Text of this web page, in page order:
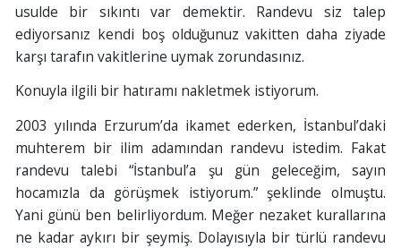
usulde bir sıkıntı var demektir. Randevu siz talep
ediyorsanız kendi boş olduğunuz vakitten daha ziyade
karşı tarafın vakitlerine uymak zorundasınız.
Konuyla ilgili bir hatıramı nakletmek istiyorum.
2003 yılında Erzurum’da ikamet ederken, İstanbul’daki
muhterem bir ilim adamından randevu istedim. Fakat
randevu talebi “İstanbul’a şu gün geleceğim, sayın
hocamızla da görüşmek istiyorum.” şeklinde olmuştu.
Yani günü ben belirliyordum. Meğer nezaket kurallarına
ne kadar aykırı bir şeymiş. Dolayısıyla bir türlü randevu